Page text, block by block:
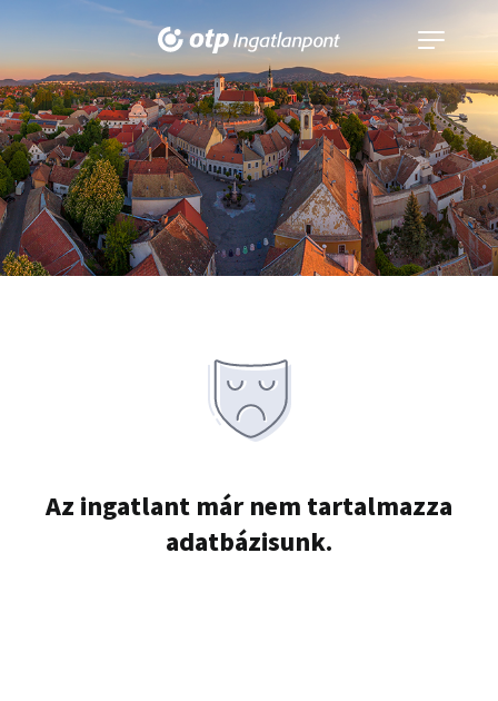
Navigáció
kinyitása
Az ingatlant már nem tartalmazza
adatbázisunk.